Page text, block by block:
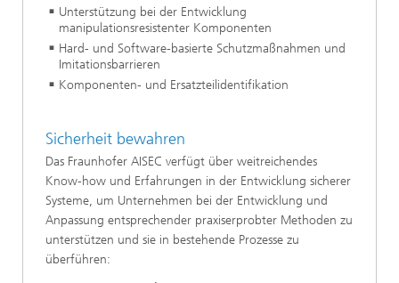
Unterstützung bei der Entwicklung
manipulationsresistenter Komponenten
Hard- und Software-basierte Schutzmaßnahmen und
Imitationsbarrieren
Komponenten- und Ersatzteilidentifikation
Sicherheit bewahren
Das Fraunhofer AISEC verfügt über weitreichendes
Know-how und Erfahrungen in der Entwicklung sicherer
Systeme, um Unternehmen bei der Entwicklung und
Anpassung entsprechender praxiserprobter Methoden zu
unterstützen und sie in bestehende Prozesse zu
überführen: